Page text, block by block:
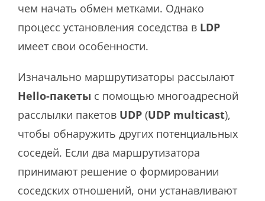
чем начать обмен метками. Однако
процесс установления соседства в LDP
имеет свои особенности.
Изначально маршрутизаторы рассылают
Hello-пакеты с помощью многоадресной
расслылки пакетов UDP (UDP multicast),
чтобы обнаружить других потенциальных
соседей. Если два маршрутизатора
принимают решение о формировании
соседских отношений, они устанавливают